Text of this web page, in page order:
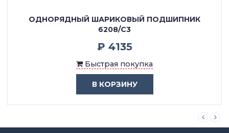
ОДНОРЯДНЫЙ ШАРИКОВЫЙ ПОДШИПНИК
6208/C3
₽ 4135
Быстрая покупка
В КОРЗИНУ